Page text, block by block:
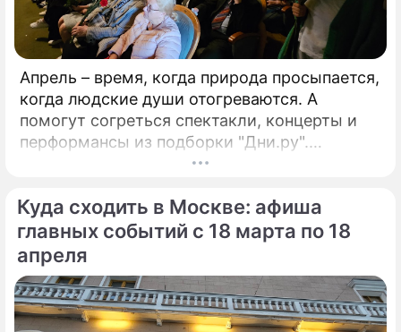
Апрель – время, когда природа просыпается,
когда людские души отогреваются. А
помогут согреться спектакли, концерты и
перформансы из подборки "Дни.ру".
ГАСТРОЛИ"Материнское сердце"Открытый
представляют московские гастроли
Большого драматического театра им.
Куда сходить в Москве: афиша
главных событий с 18 марта по 18
апреля